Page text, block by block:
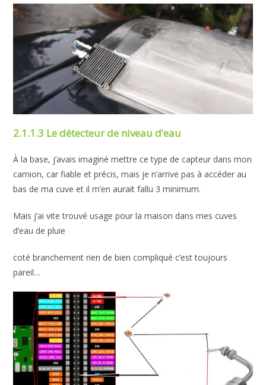
2.1.1.3 Le détecteur de niveau d’eau
À la base, j’avais imaginé mettre ce type de capteur dans mon
camion, car fiable et précis, mais je n’arrive pas à accéder au
bas de ma cuve et il m’en aurait fallu 3 minimum.
Mais j’ai vite trouvé usage pour la maison dans mes cuves
d’eau de pluie
coté branchement rien de bien compliqué c’est toujours
pareil…